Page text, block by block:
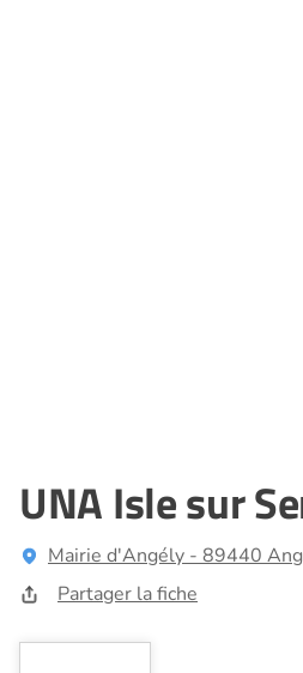
UNA Isle sur
Mairie d'Angély - 89440
Partager la fiche